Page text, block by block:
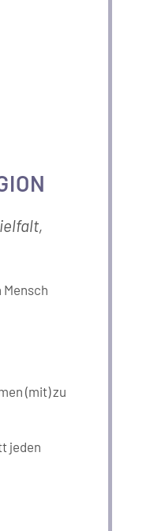
(mit) zu
jeden